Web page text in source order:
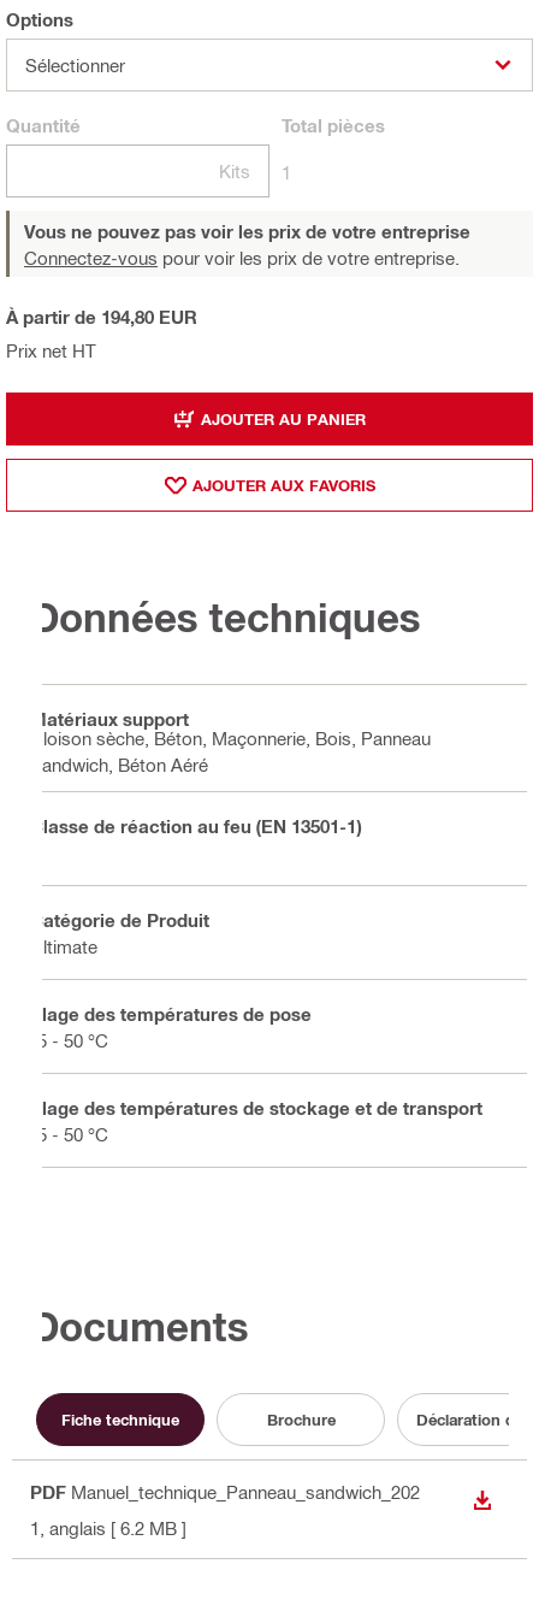
Options
Sélectionner
Quantité
Kits
Total pièces
1
Vous ne pouvez pas voir les prix de votre entreprise
Connectez-vous pour voir les prix de votre entreprise.
Prix net HT
À partir de 194,80 EUR
AJOUTER AU PANIER
AJOUTER AUX FAVORIS
Données techniques
Matériaux support
Cloison sèche, Béton, Maçonnerie, Bois, Panneau
Sandwich, Béton Aéré
Classe de réaction au feu (EN 13501-1)
Catégorie de Produit
Ultimate
Plage des températures de pose
-5 - 50 °C
Plage des températures de stockage et de transport
-5 - 50 °C
Documents
Fiche technique Brochure Déclaration de
PDF Manuel_technique_Panneau_sandwich_202
1 , anglais [ 6.2 MB ]